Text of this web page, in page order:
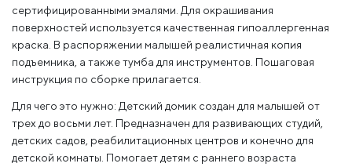
сертифицированными эмалями. Для окрашивания
поверхностей используется качественная гипоаллергенная
краска. В распоряжении малышей реалистичная копия
подъемника, а также тумба для инструментов. Пошаговая
инструкция по сборке прилагается.
Для чего это нужно: Детский домик создан для малышей от
трех до восьми лет. Предназначен для развивающих студий,
детских садов, реабилитационных центров и конечно для
детской комнаты. Помогает детям с раннего возраста